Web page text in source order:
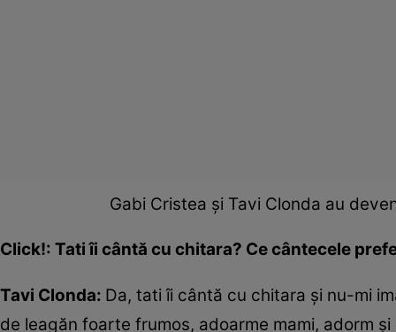
Gabi Cristea și Tavi Clonda au
Click!: Tati îi cântă cu chitara? Ce cântecele
Tavi Clonda: Da, tati îi cântă cu chitara și nu-mi
de leagăn foarte frumos, adoarme mami, adorm